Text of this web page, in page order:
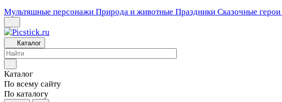
Мультяшные персонажи Природа и животные Праздники Сказочные герои
Каталог
Каталог
По всему сайту
По каталогу